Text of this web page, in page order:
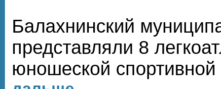
Балахнинский
представляли 8
юношеской